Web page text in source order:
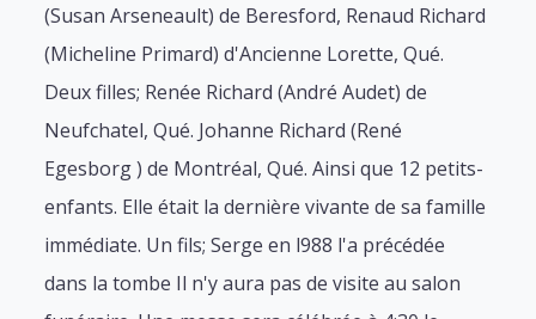
(Susan Arseneault) de Beresford, Renaud Richard
(Micheline Primard) d'Ancienne Lorette, Qué.
Deux filles; Renée Richard (André Audet) de
Neufchatel, Qué. Johanne Richard (René
Egesborg ) de Montréal, Qué. Ainsi que 12 petits-
enfants. Elle était la dernière vivante de sa famille
immédiate. Un fils; Serge en l988 l'a précédée
dans la tombe Il n'y aura pas de visite au salon